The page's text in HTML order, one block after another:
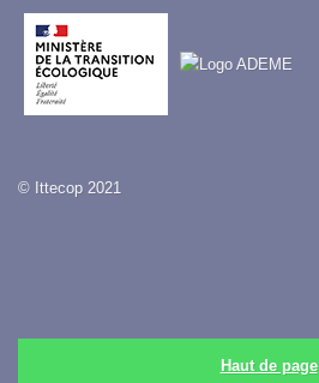
© Ittecop 2021
Haut de page